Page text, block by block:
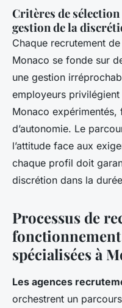
Critères de sélection
gestion de la
Chaque recrutement
Monaco se fonde sur
une gestion
employeurs
Monaco
d’autonomie. Le
l’attitude face aux
chaque profil doit
discrétion dans la
Processus de
fonctionnement
spécialisées à
Les agences
orchestrent un